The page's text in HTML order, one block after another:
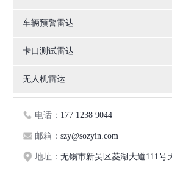
车辆预警雷达
卡口测试雷达
无人机雷达
电话： 177 1238 9044
邮箱： szy@sozyin.com
地址： 无锡市新吴区菱湖大道111号